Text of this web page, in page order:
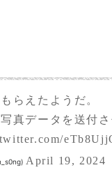
らえたようだ。
真データを送付さ
April 19, 2024